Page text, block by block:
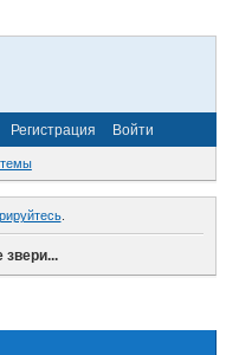
Регистрация Войти
.